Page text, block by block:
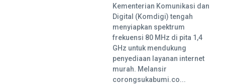
Kementerian Komunikasi dan
Digital (Komdigi) tengah
menyiapkan spektrum
frekuensi 80 MHz di pita 1,4
GHz untuk mendukung
penyediaan layanan internet
murah. Melansir
corongsukabumi.co...